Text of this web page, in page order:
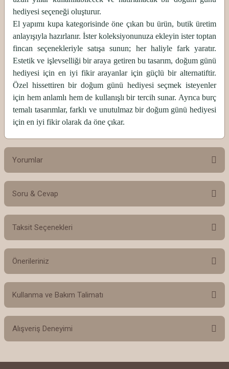
hediyesi seçeneği oluşturur.
El yapımı kupa kategorisinde öne çıkan bu ürün, butik üretim
anlayışıyla hazırlanır. İster koleksiyonunuza ekleyin ister toptan
fincan seçenekleriyle satışa sunun; her haliyle fark yaratır.
Estetik ve işlevselliği bir araya getiren bu tasarım, doğum günü
hediyesi için en iyi fikir arayanlar için güçlü bir alternatiftir.
Özel hissettiren bir doğum günü hediyesi seçmek isteyenler
için hem anlamlı hem de kullanışlı bir tercih sunar. Ayrıca burç
temalı tasarımlar, farklı ve unutulmaz bir doğum günü hediyesi
için en iyi fikir olarak da öne çıkar.
Yorumlar
Bu ürüne ilk yorumu siz yapın!
Soru & Cevap
Ürün hakkında henüz soru sorulmamış.
Taksit Seçenekleri
Önerileriniz
Bu ürünün fiyat bilgisi, resim, ürün açıklamalarında ve diğer konularda
yetersiz gördüğünüz noktaları öneri formunu kullanarak tarafımıza
iletebilirsiniz.
Kullanma ve Bakım Talimatı
El yapımı seramiklerimiz 24 ayar gerçek altın yaldız dekor ile
gösteriniz:
Alışveriş Deneyimi